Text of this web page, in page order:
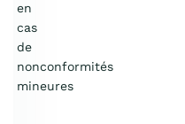
en
cas
de
nonconformités
mineures